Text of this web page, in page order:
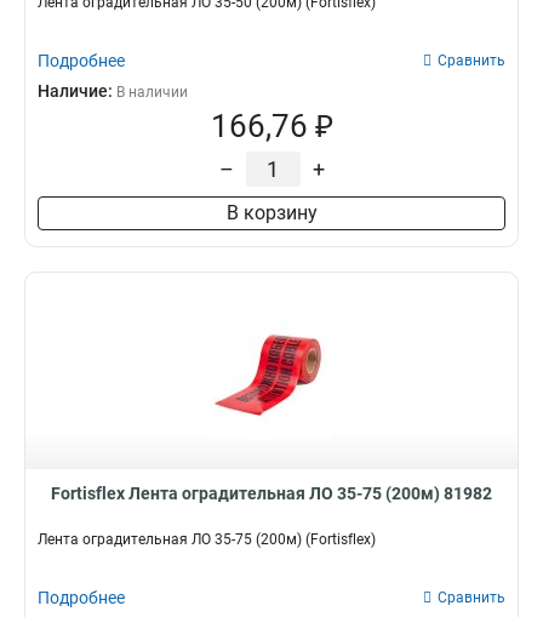
Подробнее Сравнить
Наличие: В наличии
166,76 ₽
– +
В корзину
Fortisflex Лента оградительная ЛО 35-75 (200м) 81982
Лента оградительная ЛО 35-75 (200м) (Fortisflex)
Подробнее Сравнить